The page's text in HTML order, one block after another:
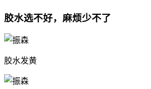
胶水选不好， 麻烦少不了
胶水发黄